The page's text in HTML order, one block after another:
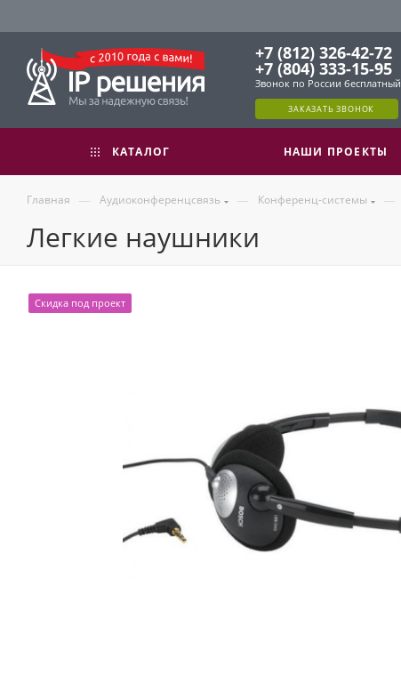
+7 (812) 326-42-72
+7 (804) 333-15-95
Звонок по России бесплатный
ЗАКАЗАТЬ ЗВОНОК
КАТАЛОГ НАШИ ПРОЕКТЫ
Главная — Аудиоконференцсвязь — Конференц-системы —
Легкие наушники
Скидка под проект